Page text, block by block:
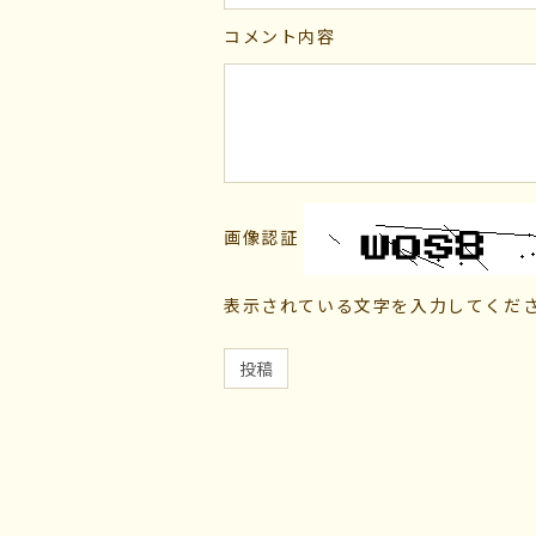
コメント内容
画像認証
表示されている文字を入力してくだ